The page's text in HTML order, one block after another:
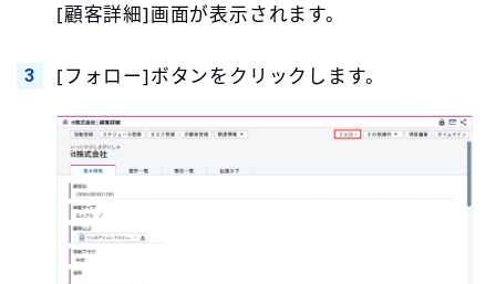
[顧客詳細]画面が表示されます。
[フォロー]ボタンをクリックします。